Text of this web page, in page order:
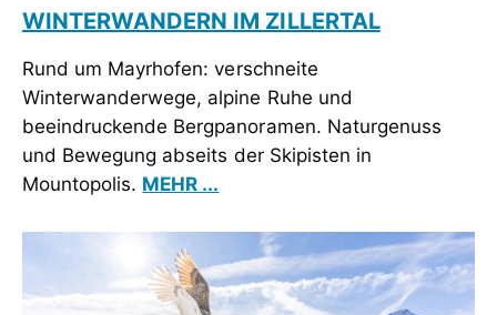
WINTERWANDERN IM ZILLERTAL
Rund um Mayrhofen: verschneite
Winterwanderwege, alpine Ruhe und
beeindruckende Bergpanoramen. Naturgenuss
und Bewegung abseits der Skipisten in
Mountopolis. MEHR ...